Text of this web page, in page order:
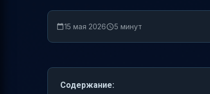
15 мая 2026 5 минут
Содержание: